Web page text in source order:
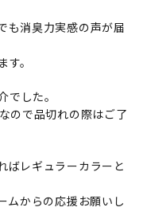
も消臭力実感の声が届
。
した。
ので品切れの際はご了
ばレギュラーカラーと
ムからの応援お願いし